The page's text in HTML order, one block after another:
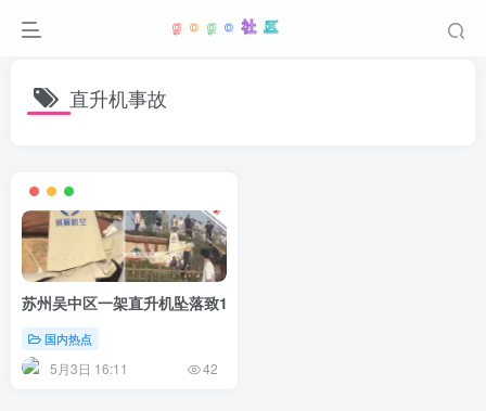
直升机事故
苏州吴中区一架直升机坠落致1死4伤，民航部门介入调查
国内热点
5月3日 16:11 42